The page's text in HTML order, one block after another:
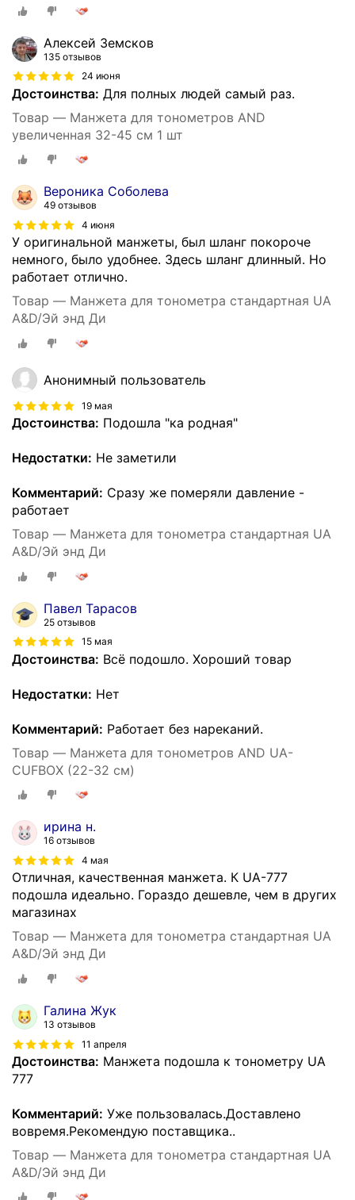
Алексей Земсков
135 отзывов
24 июня
Достоинства: Для полных людей самый раз.
Товар — Манжета для тонометров AND
увеличенная 32-45 см 1 шт
Вероника Соболева
49 отзывов
4 июня
У оригинальной манжеты, был шланг покороче
немного, было удобнее. Здесь шланг длинный. Но
работает отлично.
Товар — Манжета для тонометра стандартная UA
A&D/Эй энд Ди
Анонимный пользователь
19 мая
Достоинства: Подошла "ка родная"
Недостатки: Не заметили
Комментарий: Сразу же померяли давление -
работает
Товар — Манжета для тонометра стандартная UA
A&D/Эй энд Ди
Павел Тарасов
25 отзывов
15 мая
Достоинства: Всё подошло. Хороший товар
Недостатки: Нет
Комментарий: Работает без нареканий.
Товар — Манжета для тонометров AND UA-
CUFBOX (22-32 см)
ирина н.
16 отзывов
4 мая
Отличная, качественная манжета. К UA-777
подошла идеально. Гораздо дешевле, чем в других
магазинах
Товар — Манжета для тонометра стандартная UA
A&D/Эй энд Ди
Галина Жук
13 отзывов
11 апреля
Достоинства: Манжета подошла к тонометру UA
777
Комментарий: Уже пользовалась.Доставлено
вовремя.Рекомендую поставщика..
Товар — Манжета для тонометра стандартная UA
A&D/Эй энд Ди